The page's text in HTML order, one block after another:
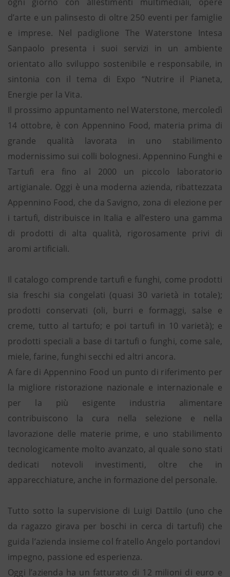
d’arte e un palinsesto di oltre 250 eventi per famiglie
e imprese. Nel padiglione The Waterstone Intesa
Sanpaolo presenta i suoi servizi in un ambiente
orientato allo sviluppo sostenibile e responsabile, in
sintonia con il tema di Expo “Nutrire il Pianeta,
Energie per la Vita.
Il prossimo appuntamento nel Waterstone, mercoledì
14 ottobre, è con Appennino Food, materia prima di
grande qualità lavorata in uno stabilimento
modernissimo sui colli bolognesi. Appennino Funghi e
Tartufi era fino al 2000 un piccolo laboratorio
artigianale. Oggi è una moderna azienda, ribattezzata
Appennino Food, che da Savigno, zona di elezione per
i tartufi, distribuisce in Italia e all’estero una gamma
di prodotti di alta qualità, rigorosamente privi di
aromi artificiali.
Il catalogo comprende tartufi e funghi, come prodotti
sia freschi sia congelati (quasi 30 varietà in totale);
prodotti conservati (oli, burri e formaggi, salse e
creme, tutto al tartufo; e poi tartufi in 10 varietà); e
prodotti speciali a base di tartufi o funghi, come sale,
miele, farine, funghi secchi ed altri ancora.
A fare di Appennino Food un punto di riferimento per
la migliore ristorazione nazionale e internazionale e
per la più esigente industria alimentare
contribuiscono la cura nella selezione e nella
lavorazione delle materie prime, e uno stabilimento
tecnologicamente molto avanzato, al quale sono stati
dedicati notevoli investimenti, oltre che in
apparecchiature, anche in formazione del personale.
Tutto sotto la supervisione di Luigi Dattilo (uno che
da ragazzo girava per boschi in cerca di tartufi) che
guida l’azienda insieme col fratello Angelo portandovi
impegno, passione ed esperienza.
Oggi l’azienda ha un fatturato di 12 milioni di euro e